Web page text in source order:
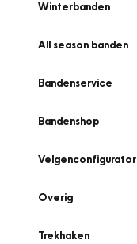
Winterbanden
All season banden
Bandenservice
Bandenshop
Velgenconfigurator
Overig
Trekhaken